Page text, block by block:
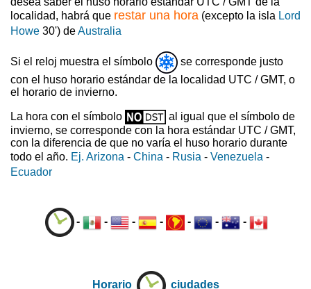
localidad, habrá que restar una hora (excepto la isla Lord
Howe 30') deAustralia
Si el reloj muestra el símbolo
se corresponde justo
con el huso horario estándar de la localidad UTC / GMT, o
el horario de invierno.
La hora con el símbolo
al igual que el símbolo de
invierno, se corresponde con la hora estándar UTC / GMT,
con la diferencia de que no varía el huso horario durante
todo el año. Ej. Arizona - China - Rusia - Venezuela -
Ecuador
- - - - - - -
Horario ciudades